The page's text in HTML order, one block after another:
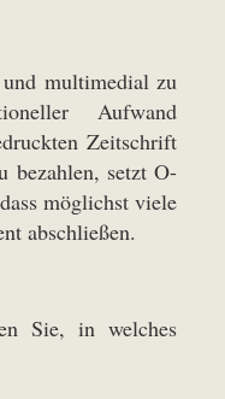
multimedial zu
Aufwand
Zeitschrift
bezahlen, setzt O-
möglichst viele
abschließen.
Sie, in welches